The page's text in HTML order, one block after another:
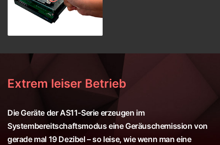
Extrem leiser Betrieb
Die Geräte der AS11-Serie erzeugen im
Systembereitschaftsmodus eine Geräuschemission von
gerade mal 19 Dezibel – so leise, wie wenn man eine